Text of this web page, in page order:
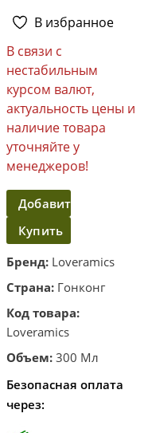
В избранное
В связи с
нестабильным
курсом валют,
актуальность цены и
наличие товара
уточняйте у
менеджеров!
Добавить
в
корзину
Купить
в
один
клик
Бренд: Loveramics
Страна: Гонконг
Код товара:
Loveramics
Объем: 300 Мл
Безопасная оплата
через: